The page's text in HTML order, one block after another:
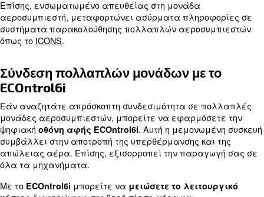
Τακτική πιστοποιημένη συντήρηση και
Μείωση κατανάλωσης ενέργειας και εκπομπών
Εγκατάσταση έξυπνου εργοστασιακού συστήματος
Προηγμένος έλεγχος ES4000T
Διαθέσιμος για τους περιστροφικούς
αεροσυμπιεστές μας, ο ES4000T παρέχει
Με μεγάλη ψηφιακή οθόνη, υποστήριξη
ανάλυση δεδομένων και online οπτικοποίηση, ο
τον εξοπλισμό σας να λειτουργεί ομαλά.